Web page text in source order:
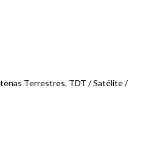
TDT UHF HD ELIPSE 2º LTE700 +
Terrestres, TDT / Satélite /